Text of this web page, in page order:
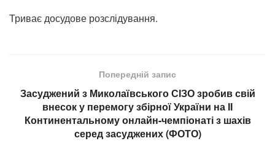
Триває досудове розслідування.
Попередній запис
Засуджений з Миколаївського СІЗО зробив свій
внесок у перемогу збірної України на ІІ
Континентальному онлайн-чемпіонаті з шахів
серед засуджених (ФОТО)